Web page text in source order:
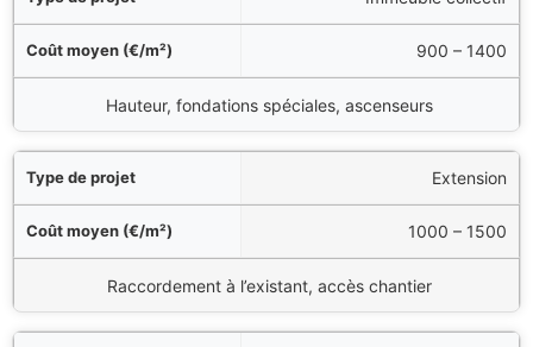
900 – 1400
Hauteur, fondations spéciales, ascenseurs
Extension
1000 – 1500
Raccordement à l’existant, accès chantier